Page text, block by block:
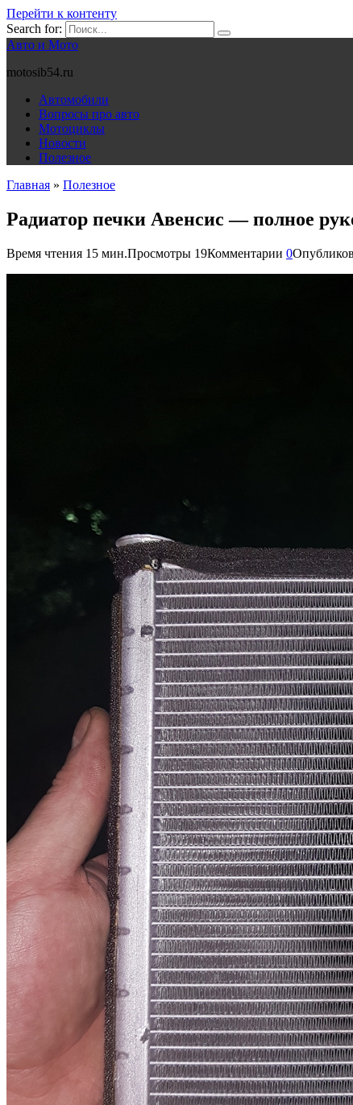
Перейти к контенту
Search for:
Авто и Мото
motosib54.ru
Автомобили
Вопросы про авто
Мотоциклы
Новости
Полезное
Главная » Полезное
Радиатор печки Авенсис — полное
Время чтения 15 мин.Просмотры 19Комментарии 0